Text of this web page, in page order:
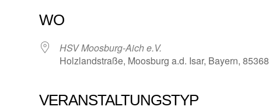
WO
HSV Moosburg-Aich e.V.
Holzlandstraße, Moosburg a.d. Isar, Bayern, 85368
VERANSTALTUNGSTYP